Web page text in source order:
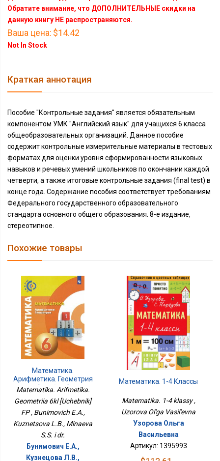
Обратите внимание, что ДОПОЛНИТЕЛЬНЫЕ скидки на
данную книгу НЕ распространяются.
Ваша цена: $14.42
Not In Stock
Краткая аннотация
Пособие "Контрольные задания" является обязательным
компонентом УМК "Английский язык" для учащихся 6 класса
общеобразовательных организаций. Данное пособие
содержит контрольные измерительные материалы в тестовых
форматах для оценки уровня сформированности языковых
навыков и речевых умений школьников по окончании каждой
четверти, а также итоговые контрольные задания (final test) в
конце года. Содержание пособия соответствует требованиям
Федерального государственного образовательного
стандарта основного общего образования. 8-е издание,
стереотипное.
Похожие товары
Математика.
Арифметика. Геометрия
6кл [Учебник] ФП
Matematika. Arifmetika.
Geometriia 6kl [Uchebnik]
FP , Bunimovich E.A.,
Kuznetsova L.B., Minaeva
S.S. i dr.
Бунимович Е.А.,
Кузнецова Л.B.,
Математика. 1-4 Классы
Matematika. 1-4 klassy ,
Uzorova Ol'ga Vasil'evna
Узорова Ольга
Васильевна
Артикул: 1395993